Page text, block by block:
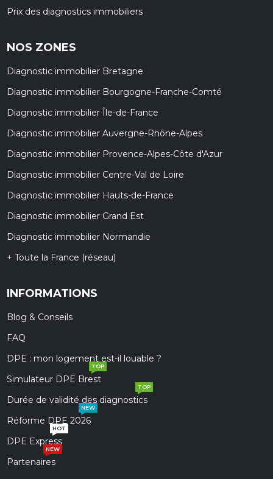
Prix des diagnostics immobiliers
NOS ZONES
Diagnostic immobilier Bretagne
Diagnostic immobilier Bourgogne-Franche-Comté
Diagnostic immobilier Île-de-France
Diagnostic immobilier Auvergne-Rhône-Alpes
Diagnostic immobilier Provence-Alpes-Côte d'Azur
Diagnostic immobilier Centre-Val de Loire
Diagnostic immobilier Hauts-de-France
Diagnostic immobilier Grand Est
Diagnostic immobilier Normandie
+ Toute la France (réseau)
INFORMATIONS
Blog & Conseils
FAQ
DPE : mon logement est-il louable ?
Simulateur DPE Brest
TOP
Durée de validité des diagnostics
TOP
Réforme DPE 2026
NEW
DPE Express
HOT
Partenaires
NEW